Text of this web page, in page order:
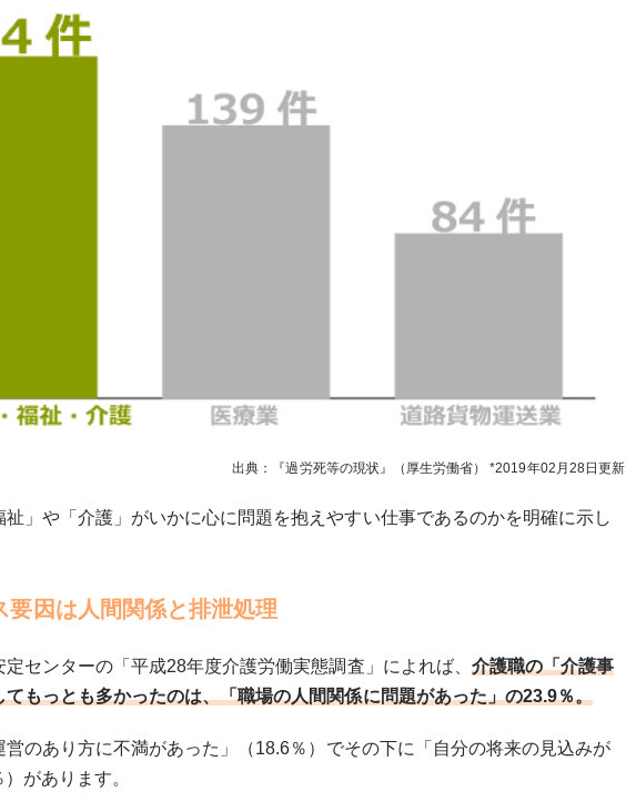
出典：『過労死等の現状』（厚生労働省） 2019年02月28日更新
」や「介護」がいかに心に問題を抱えやすい仕事であるのかを明確に示し
要因は人間関係と排泄処理
センターの「平成28年度介護労働実態調査」によれば、 介護職の「介護事
もっとも多かったのは、「職場の人間関係に問題があった」の23.9％。
のあり方に不満があった」（18.6％）でその下に「自分の将来の見込みが
があります。